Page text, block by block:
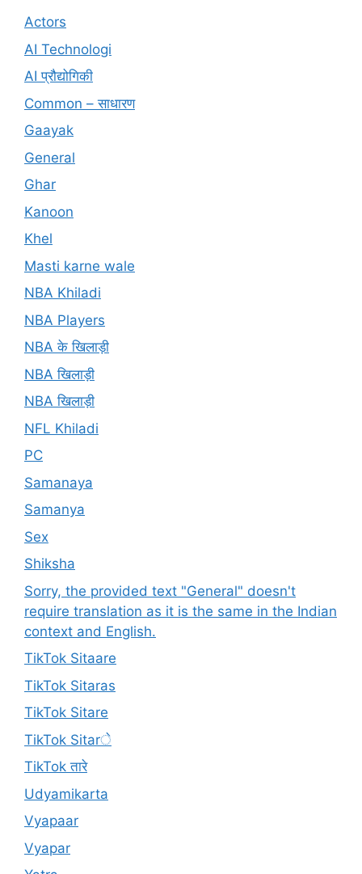
Actors
AI Technologi
AI प्रौद्योगिकी
Common – साधारण
Gaayak
General
Ghar
Kanoon
Khel
Masti karne wale
NBA Khiladi
NBA Players
NBA के खिलाड़ी
NBA खिलाड़ी
NBA खिलाड़ी
NFL Khiladi
PC
Samanaya
Samanya
Sex
Shiksha
Sorry, the provided text "General" doesn't
require translation as it is the same in the Indian
context and English.
TikTok Sitaare
TikTok Sitaras
TikTok Sitare
TikTok Sitarे
TikTok तारे
Udyamikarta
Vyapaar
Vyapar